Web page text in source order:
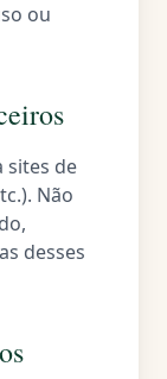
ou
sites de
Não
desses